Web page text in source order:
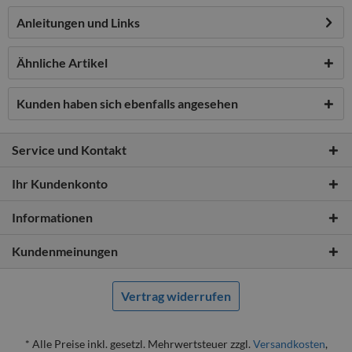
Anleitungen und Links
Ähnliche Artikel
Kunden haben sich ebenfalls angesehen
Service und Kontakt
Ihr Kundenkonto
Informationen
Kundenmeinungen
Vertrag widerrufen
* Alle Preise inkl. gesetzl. Mehrwertsteuer zzgl. Versandkosten,